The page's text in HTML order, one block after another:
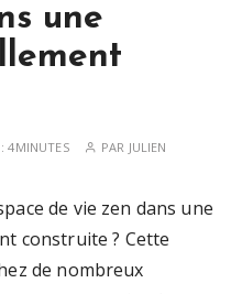
une
:4MINUTES PAR JULIEN
de vie zen dans une
construite ? Cette
de nombreux